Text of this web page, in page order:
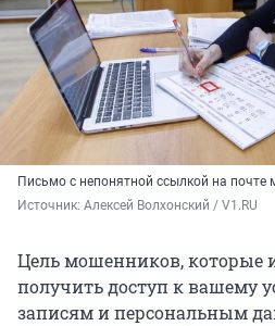
Письмо с непонятной ссылкой на
Источник: Алексей Волхонский / V1.RU
Цель мошенников, которые
получить доступ к вашему
записям и персональным